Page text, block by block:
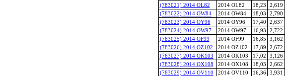
(783021) 2014 OL82
2014 OL82 18,23 2,619
(783022) 2014 OW84
2014 OW84 18,03 2,790
(783023) 2014 OY96
2014 OY96 17,40 2,637
(783024) 2014 OW97
2014 OW97 16,93 2,722
(783025) 2014 OF99
2014 OF99 16,85 3,162
(783026) 2014 OZ102
2014 OZ102 17,89 2,672
(783027) 2014 OK103
2014 OK103 17,02 3,126
(783028) 2014 OX108
2014 OX108 18,03 2,662
(783029) 2014 OV110
2014 OV110 16,36 3,931